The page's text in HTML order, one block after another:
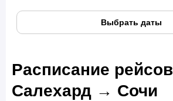
Выбрать даты
Расписание рейсов
Салехард → Сочи